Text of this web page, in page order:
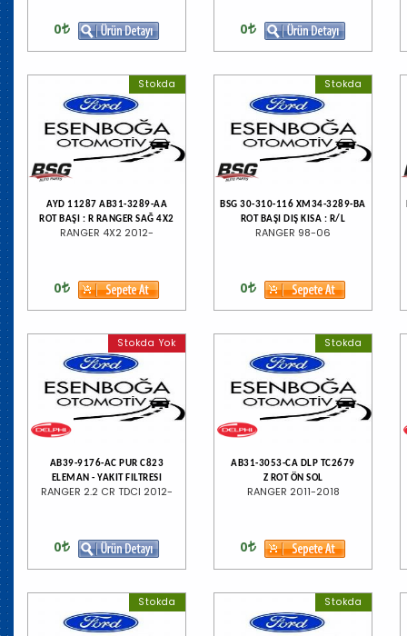
0 0
Stokda
AYD 11287 AB31-3289-AA
ROT BAŞI : R RANGER SAĞ 4X2
RANGER 4X2 2012-
0
Stokda
BSG 30-310-116 XM34-3289-BA
ROT BAŞI DIŞ KISA : R/L
RANGER 98-06
0
Stokda Yok
AB39-9176-AC PUR C823
ELEMAN - YAKIT FILTRESI
RANGER 2.2 CR TDCI 2012-
0
Stokda
AB31-3053-CA DLP TC2679
Z ROT ÖN SOL
RANGER 2011-2018
0
Stokda Stokda